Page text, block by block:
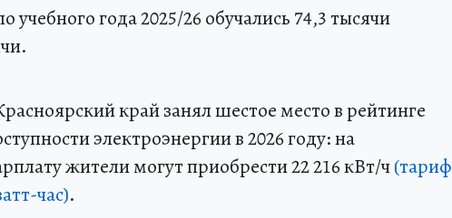
учебного года 2025/26 обучались 74,3 тысячи
край занял шестое место в рейтинге
электроэнергии в 2026 году: на
жители могут приобрести 22 216 кВт/ч(тариф
час).